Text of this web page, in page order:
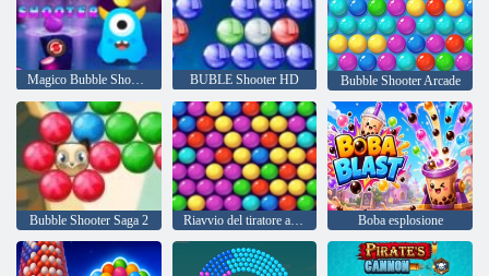
Magico Bubble Shooter BUBLE Shooter HD Bubble Shooter Arcade
Bubble Shooter Saga 2 Riavvio del tiratore a bolle Boba esplosione